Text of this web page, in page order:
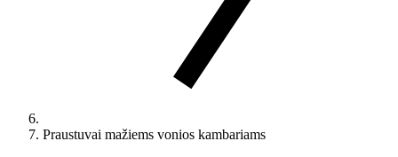
Praustuvai mažiems vonios kambariams